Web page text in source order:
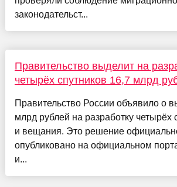
законодательст...
Правительство выделит на
четырёх спутников 16,7 млрд
Правительство России объявило о
млрд рублей на разработку четырёх
и вещания. Это решение
опубликовано на официальном
и...